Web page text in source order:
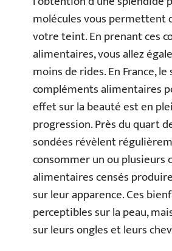
molécules vous permettent
votre teint. En prenant ces
alimentaires, vous allez
moins de rides. En France,
compléments alimentaires
effet sur la beauté est en
progression. Près du quart
sondées révèlent
consommer un ou plusieurs
alimentaires censés
sur leur apparence. Ces
perceptibles sur la peau,
sur leurs ongles et leurs